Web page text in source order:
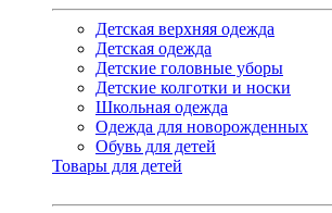
Детская верхняя одежда
Детская одежда
Детские головные уборы
Детские колготки и носки
Школьная одежда
Одежда для новорожденных
Обувь для детей
Товары для детей